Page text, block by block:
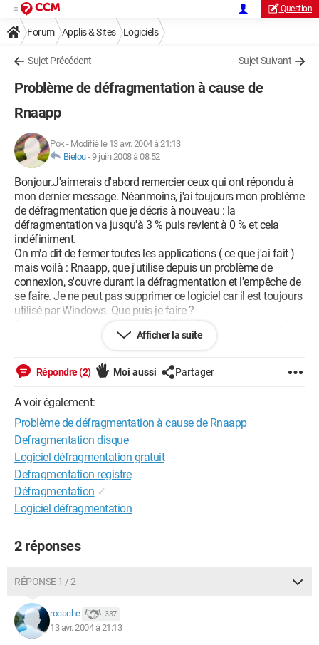
Question
Forum Applis & Sites Logiciels
Sujet Précédent Sujet Suivant
Problème de défragmentation à cause de
Rnaapp
Pok- Modifié le 13 avr. 2004 à 21:13
Bielou-9 juin 2008 à 08:52
Bonjour.J'aimerais d'abord remercier ceux qui ont répondu à
mon dernier message. Néanmoins, j'ai toujours mon problème
de défragmentation que je décris à nouveau : la
défragmentation va jusqu'à 3 % puis revient à 0 % et cela
indéfiniment.
On m'a dit de fermer toutes les applications ( ce que j'ai fait )
mais voilà : Rnaapp, que j'utilise depuis un problème de
connexion, s'ouvre durant la défragmentation et l'empêche de
se faire. Je ne peut pas supprimer ce logiciel car il est toujours
utilisé par Windows. Que puis-je faire ?
De plus, on m'a dit que je pouvais faire F8 au démarrage afin
d'avoir un mode sans erreur...mais je comprends pas quand je
remerciant d'avance. Pok
Afficher la suite
Répondre (2) Moi aussi Partager
A voir également:
Problème de défragmentation à cause de Rnaapp
Defragmentation disque
Logiciel défragmentation gratuit
Defragmentation registre
Défragmentation ✓
Logiciel défragmentation
2 réponses
RÉPONSE 1 / 2
rocache 337
13 avr. 2004 à 21:13